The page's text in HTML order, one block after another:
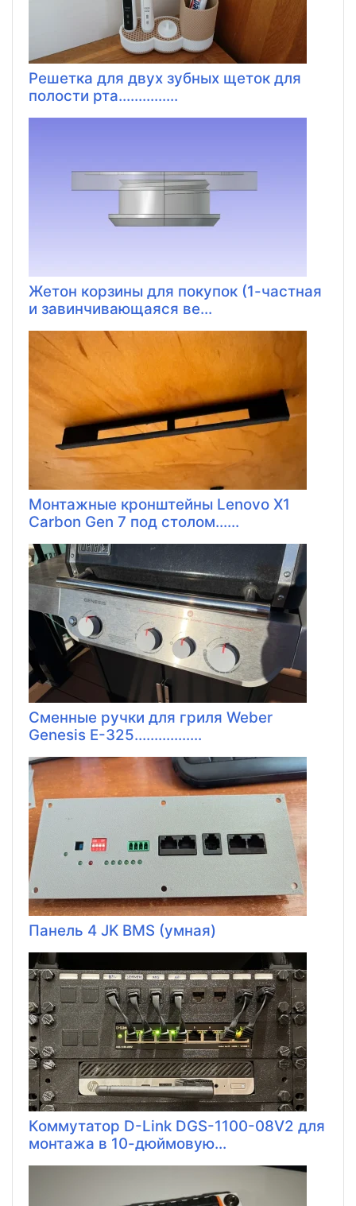
Решетка для двух зубных щеток для
полости рта...............
Жетон корзины для покупок (1-частная
и завинчивающаяся ве...
Монтажные кронштейны Lenovo X1
Carbon Gen 7 под столом......
Сменные ручки для гриля Weber
Genesis E-325.................
Панель 4 JK BMS (умная)
Коммутатор D-Link DGS-1100-08V2 для
монтажа в 10-дюймовую...